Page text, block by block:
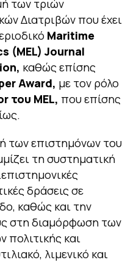
των τριών
Διατριβών που έχει
Maritime
(MEL) Journal
καθώς επίσης
Award, με τον ρόλο
του MEL, που επίσης
των επιστημόνων του
τη συστηματική
δράσεις σε
καθώς και την
στη διαμόρφωση των
πολιτικής και
λιμενικό και